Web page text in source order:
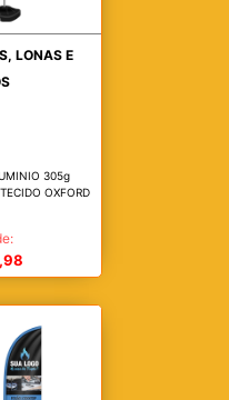
LONAS E
305g
OXFORD